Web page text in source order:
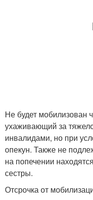
Не будет мобилизован
ухаживающий за
инвалидами, но при
опекун. Также не
на попечении
сестры.
Отсрочка от